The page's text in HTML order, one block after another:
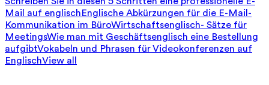
Mail auf englischEnglische Abkürzungen für die E-Mail-
Kommunikation im BüroWirtschaftsenglisch- Sätze für
MeetingsWie man mit Geschäftsenglisch eine Bestellung
aufgibtVokabeln und Phrasen für Videokonferenzen auf
EnglischView all